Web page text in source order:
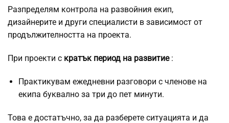
Разпределям контрола на развойния екип,
дизайнерите и други специалисти в зависимост от
продължителността на проекта.
При проекти с кратък период на развитие:
Практикувам ежедневни разговори с членове на
екипа буквално за три до пет минути.
Това е достатъчно, за да разберете ситуацията и да